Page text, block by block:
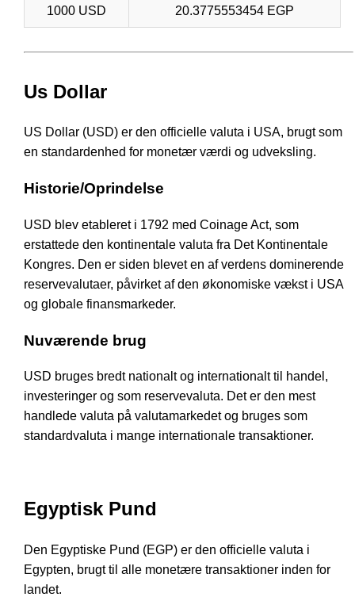
1000 USD 20.3775553454 EGP
Us Dollar
US Dollar (USD) er den officielle valuta i USA, brugt som
en standardenhed for monetær værdi og udveksling.
Historie/Oprindelse
USD blev etableret i 1792 med Coinage Act, som
erstattede den kontinentale valuta fra Det Kontinentale
Kongres. Den er siden blevet en af verdens dominerende
reservevalutaer, påvirket af den økonomiske vækst i USA
og globale finansmarkeder.
Nuværende brug
USD bruges bredt nationalt og internationalt til handel,
investeringer og som reservevaluta. Det er den mest
handlede valuta på valutamarkedet og bruges som
standardvaluta i mange internationale transaktioner.
Egyptisk Pund
Den Egyptiske Pund (EGP) er den officielle valuta i
Egypten, brugt til alle monetære transaktioner inden for
landet.